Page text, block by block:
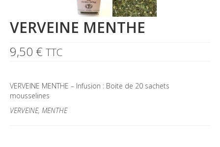
VERVEINE MENTHE
9,50 € TTC
VERVEINE MENTHE – Infusion : Boite de 20 sachets
mousselines
VERVEINE, MENTHE